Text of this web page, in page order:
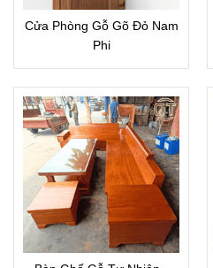
Cửa Phòng Gỗ Gõ Đỏ Nam
Phi